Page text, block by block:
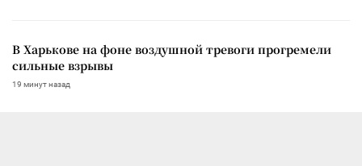
В Харькове на фоне воздушной тревоги прогремели
сильные взрывы
19 минут назад